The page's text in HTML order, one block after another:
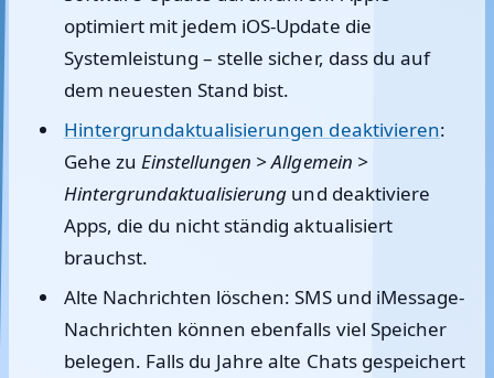
optimiert mit jedem iOS-Update die
Systemleistung – stelle sicher, dass du auf
dem neuesten Stand bist.
Hintergrundaktualisierungen deaktivieren:
Gehe zu Einstellungen > Allgemein >
Hintergrundaktualisierung und deaktiviere
Apps, die du nicht ständig aktualisiert
brauchst.
Alte Nachrichten löschen: SMS und iMessage-
Nachrichten können ebenfalls viel Speicher
belegen. Falls du Jahre alte Chats gespeichert